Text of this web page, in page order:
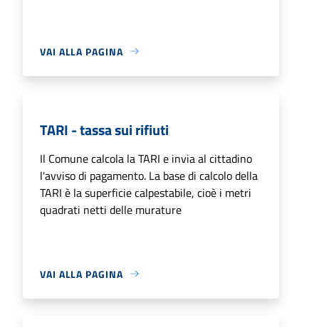
VAI ALLA PAGINA
TARI - tassa sui rifiuti
Il Comune calcola la TARI e invia al cittadino
l'avviso di pagamento. La base di calcolo della
TARI è la superficie calpestabile, cioè i metri
quadrati netti delle murature
VAI ALLA PAGINA